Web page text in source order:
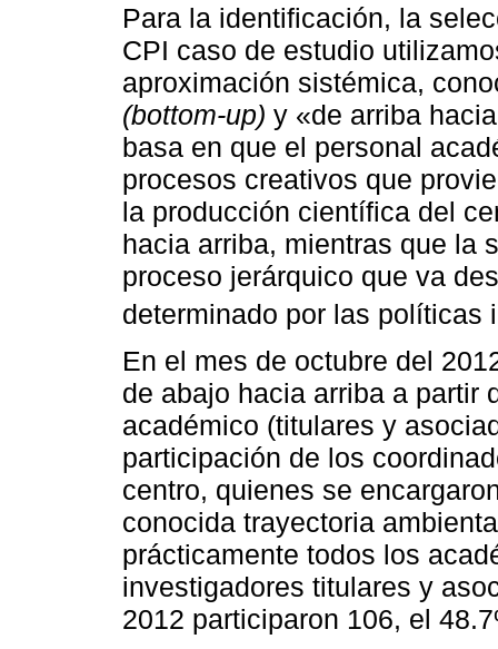
Para la identificación, la
CPI caso de estudio
aproximación sistémica,
(bottom-up) y «de arriba
basa en que el personal
procesos creativos que
la producción científica del
hacia arriba, mientras que la
proceso jerárquico que va
determinado por las políticas
En el mes de octubre del
de abajo hacia arriba a partir
académico (titulares y
participación de los
centro, quienes se
conocida trayectoria
prácticamente todos los
investigadores titulares y
2012 participaron 106, el